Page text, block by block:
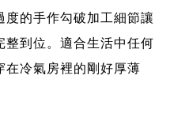
的手作勾破加工細節讓
整到位。適合生活中任何
在冷氣房裡的剛好厚薄